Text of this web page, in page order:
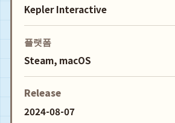
Kepler Interactive
플랫폼
Steam, macOS
Release
2024-08-07